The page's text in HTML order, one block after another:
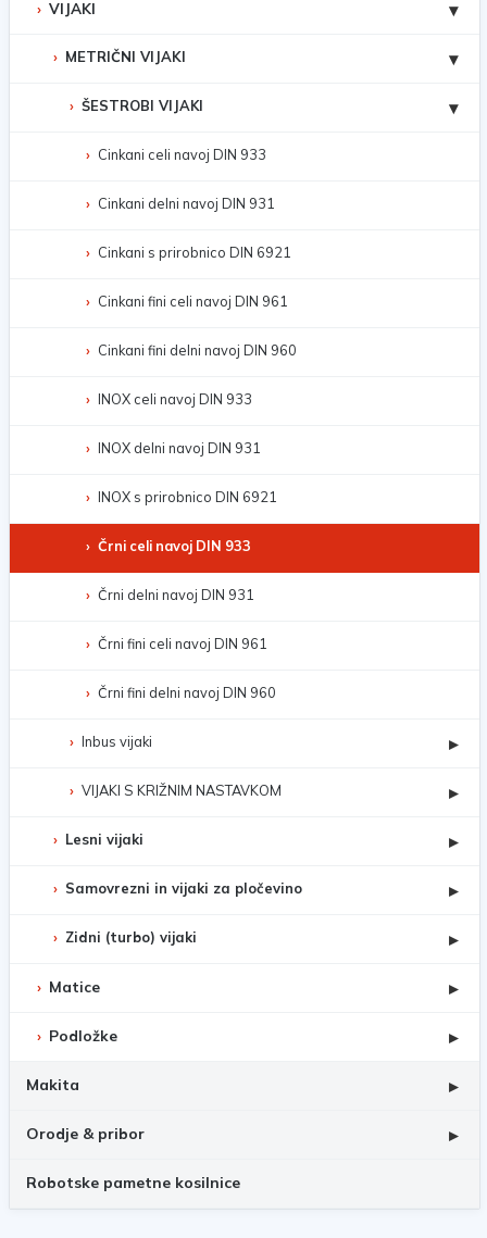
VIJAKI ▾
METRIČNI VIJAKI ▾
ŠESTROBI VIJAKI ▾
Cinkani celi navoj DIN 933
Cinkani delni navoj DIN 931
Cinkani s prirobnico DIN 6921
Cinkani fini celi navoj DIN 961
Cinkani fini delni navoj DIN 960
INOX celi navoj DIN 933
INOX delni navoj DIN 931
INOX s prirobnico DIN 6921
Črni celi navoj DIN 933
Črni delni navoj DIN 931
Črni fini celi navoj DIN 961
Črni fini delni navoj DIN 960
Inbus vijaki ▸
VIJAKI S KRIŽNIM NASTAVKOM ▸
Lesni vijaki ▸
Samovrezni in vijaki za pločevino ▸
Zidni (turbo) vijaki ▸
Matice ▸
Podložke ▸
Makita ▸
Orodje & pribor ▸
Robotske pametne kosilnice